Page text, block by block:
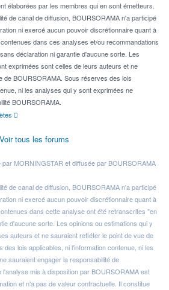
élaborées par les membres qui en sont émetteurs.
de canal de diffusion, BOURSORAMA n'a participé
ni exercé aucun pouvoir discrétionnaire quant à
dans ces analyses et/ou recommandations
déclaration ni garantie d'aucune sorte. Les
exprimées sont celles de leurs auteurs et ne
de BOURSORAMA. Sous réserves des lois
ni les analyses qui y sont exprimées ne
BOURSORAMA.
Voir tous les forums
MORNINGSTAR et diffusée par BOURSORAMA
de canal de diffusion, BOURSORAMA n'a participé
ni exercé aucun pouvoir discrétionnaire quant à
dans cette analyse ont été retranscrites "en
d'aucune sorte. Les opinions ou estimations qui y
auteurs et ne sauraient refléter le point de vue de
lois applicables, ni l'information contenue, ni les
sauraient engager la responsabilité de
mis à disposition par BOURSORAMA est
et n'a pas de valeur contractuelle. Il constitue